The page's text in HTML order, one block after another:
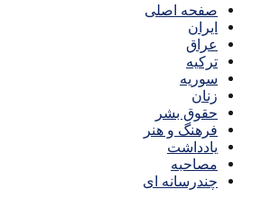
صفحه اصلی
ایران
عراق
ترکیه
سوریه
زنان
حقوق بشر
فرهنگ و هنر
یادداشت
مصاحبه
چندرسانه ای